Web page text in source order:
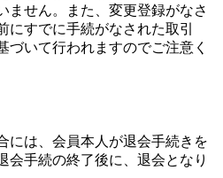
ません。また、変更登録がなさ
にすでに手続がなされた取引
づいて行われますのでご注意く
には、会員本人が退会手続きを
会手続の終了後に、退会となり